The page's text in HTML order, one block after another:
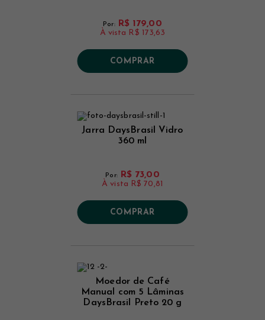
Por: R$ 179,00
À vista R$ 173,63
COMPRAR
Jarra DaysBrasil Vidro
360 ml
Por: R$ 73,00
À vista R$ 70,81
COMPRAR
Moedor de Café
Manual com 5 Lâminas
DaysBrasil Preto 20 g